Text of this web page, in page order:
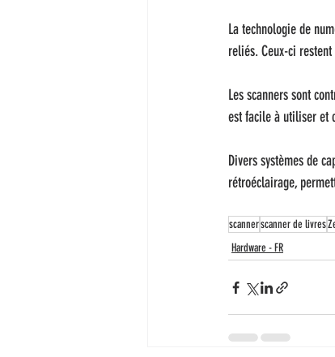
La technologie de
reliés. Ceux-ci
Les scanners sont
est facile à utiliser et
Divers systèmes de
rétroéclairage,
scannerscanner de livres
Hardware - FR